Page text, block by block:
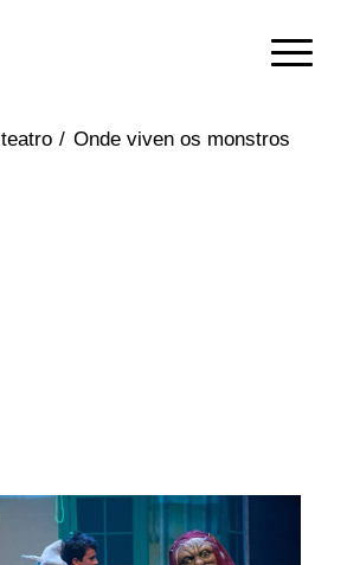
teatro / Onde viven os monstros